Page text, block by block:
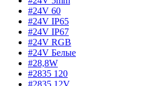
#24V 60
#24V IP65
#24V IP67
#24V RGB
#24V Белые
#28,8W
#2835 120